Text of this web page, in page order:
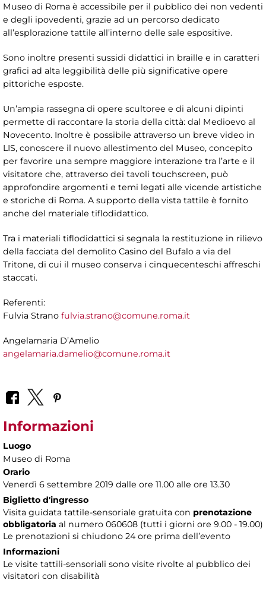
Museo di Roma è accessibile per il pubblico dei non vedenti
e degli ipovedenti, grazie ad un percorso dedicato
all’esplorazione tattile all’interno delle sale espositive.
Sono inoltre presenti sussidi didattici in braille e in caratteri
grafici ad alta leggibilità delle più significative opere
pittoriche esposte.
Un’ampia rassegna di opere scultoree e di alcuni dipinti
permette di raccontare la storia della città: dal Medioevo al
Novecento. Inoltre è possibile attraverso un breve video in
LIS, conoscere il nuovo allestimento del Museo, concepito
per favorire una sempre maggiore interazione tra l’arte e il
visitatore che, attraverso dei tavoli touchscreen, può
approfondire argomenti e temi legati alle vicende artistiche
e storiche di Roma. A supporto della vista tattile è fornito
anche del materiale tiflodidattico.
Tra i materiali tiflodidattici si segnala la restituzione in rilievo
della facciata del demolito Casino del Bufalo a via del
Tritone, di cui il museo conserva i cinquecenteschi affreschi
staccati.
Referenti:
Fulvia Strano fulvia.strano@comune.roma.it
Angelamaria D’Amelio
angelamaria.damelio@comune.roma.it
Informazioni
Luogo
Museo di Roma
Orario
Venerdì 6 settembre 2019 dalle ore 11.00 alle ore 13.30
Biglietto d'ingresso
Visita guidata tattile-sensoriale gratuita con prenotazione
obbligatoria al numero 060608 (tutti i giorni ore 9.00 - 19.00)
Le prenotazioni si chiudono 24 ore prima dell’evento
Informazioni
Le visite tattili-sensoriali sono visite rivolte al pubblico dei
visitatori con disabilità